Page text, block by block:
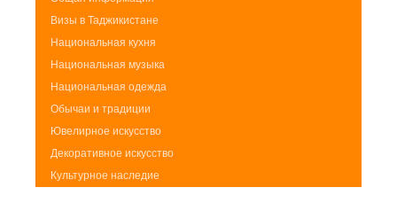
Визы в Таджикистане
Национальная кухня
Национальная музыка
Национальная одежда
Обычаи и традиции
Ювелирное искусство
Декоративное искусство
Культурное наследие